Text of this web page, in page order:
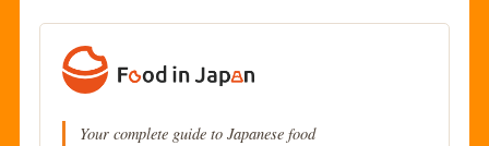
Your complete guide to Japanese food